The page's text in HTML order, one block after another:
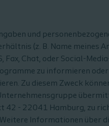
und
(z. B. Name
Fax, Chat, oder Social-
zu informieren
Zu diesem Zweck
42 - 22041 Hamburg, zu
Informationen über